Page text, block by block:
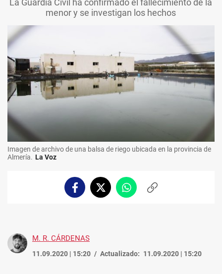
La Guardia Civil ha confirmado el fallecimiento de la
menor y se investigan los hechos
Imagen de archivo de una balsa de riego ubicada en la provincia de
Almería. La Voz
FacebookTwitterWhatsappCopiar
M. R. CÁRDENAS
11.09.2020 | 15:20 Actualizado: 11.09.2020 | 15:20